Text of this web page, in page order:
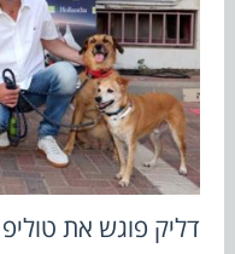
דליק פוגש את